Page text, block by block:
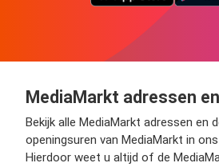
MediaMarkt adressen
Bekijk alle MediaMarkt adressen en
openingsuren van MediaMarkt in
Hierdoor weet u altijd of de